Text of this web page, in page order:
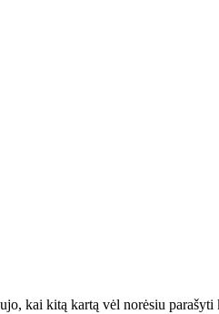
kai kitą kartą vėl norėsiu parašyti